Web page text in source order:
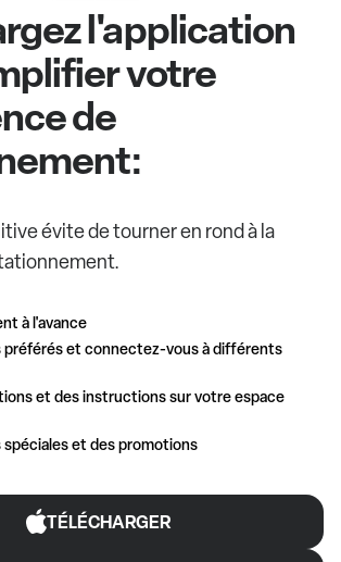
l'application
votre
de
évite de tourner en rond à la
à l'avance
préférés et connectez-vous à différents
et des instructions sur votre espace
et des promotions
TÉLÉCHARGER